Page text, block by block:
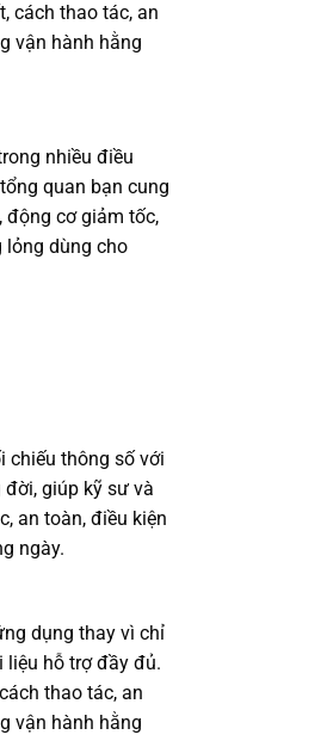
cách thao tác, an
vận hành hằng
nhiều điều
quan bạn cung
động cơ giảm tốc,
lỏng dùng cho
chiếu thông số với
giúp kỹ sư và
an toàn, điều kiện
ngày.
dụng thay vì chỉ
liệu hỗ trợ đầy đủ.
thao tác, an
vận hành hằng